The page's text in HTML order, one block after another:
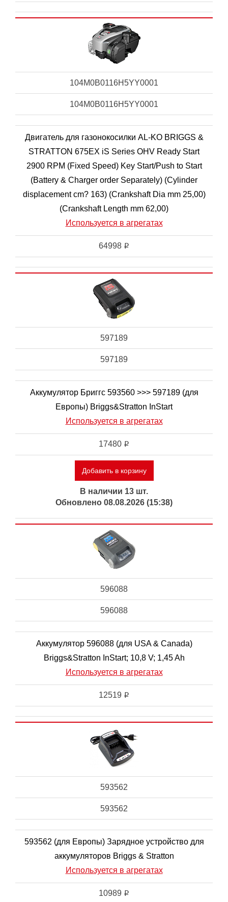
104M0B0116H5YY0001
104M0B0116H5YY0001
Двигатель для газонокосилки AL-KO BRIGGS &
STRATTON 675EX iS Series OHV Ready Start
2900 RPM (Fixed Speed) Key Start/Push to Start
(Battery & Charger order Separately) (Cylinder
displacement cm? 163) (Crankshaft Dia mm 25,00)
(Crankshaft Length mm 62,00)
Используется в агрегатах
64998 i
597189
597189
Аккумулятор Бриггс 593560 >>> 597189 (для
Европы) Briggs&Stratton InStart
Используется в агрегатах
17480 i
Добавить в корзину
В наличии 13 шт.
Обновлено 08.08.2026 (15:38)
596088
596088
Аккумулятор 596088 (для USA & Canada)
Briggs&Stratton InStart; 10,8 V; 1,45 Ah
Используется в агрегатах
12519 i
593562
593562
593562 (для Европы) Зарядное устройство для
аккумуляторов Briggs & Stratton
Используется в агрегатах
10989 i